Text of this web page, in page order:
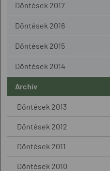
Döntések 2017
Döntések 2016
Döntések 2015
Döntések 2014
Archív
Döntések 2013
Döntések 2012
Döntések 2011
Döntések 2010